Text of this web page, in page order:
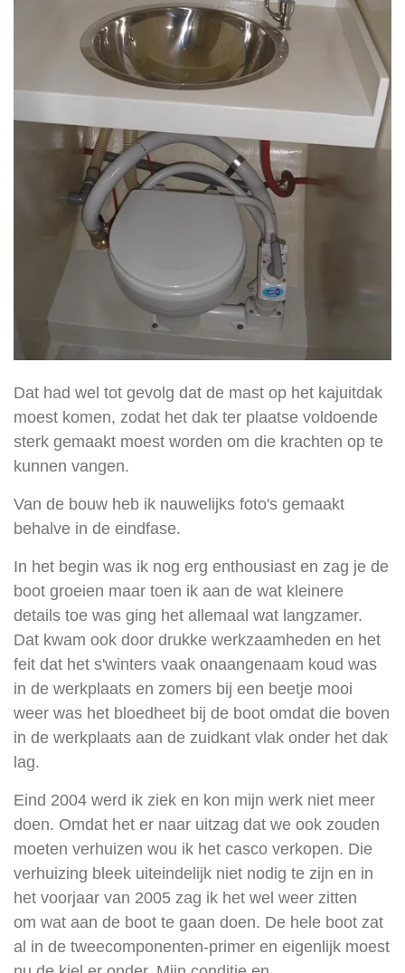
Dat had wel tot gevolg dat de mast op het kajuitdak
moest komen, zodat het dak ter plaatse voldoende
sterk gemaakt moest worden om die krachten op te
kunnen vangen.
Van de bouw heb ik nauwelijks foto's gemaakt
behalve in de eindfase.
In het begin was ik nog erg enthousiast en zag je de
boot groeien maar toen ik aan de wat kleinere
details toe was ging het allemaal wat langzamer.
Dat kwam ook door drukke werkzaamheden en het
feit dat het s'winters vaak onaangenaam koud was
in de werkplaats en zomers bij een beetje mooi
weer was het bloedheet bij de boot omdat die boven
in de werkplaats aan de zuidkant vlak onder het dak
lag.
Eind 2004 werd ik ziek en kon mijn werk niet meer
doen. Omdat het er naar uitzag dat we ook zouden
moeten verhuizen wou ik het casco verkopen. Die
verhuizing bleek uiteindelijk niet nodig te zijn en in
het voorjaar van 2005 zag ik het wel weer zitten
om wat aan de boot te gaan doen. De hele boot zat
al in de tweecomponenten-primer en eigenlijk moest